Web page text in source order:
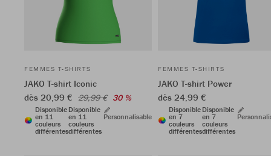
FEMMES T-SHIRTS
JAKO T-shirt Iconic
dès 20,99 € 29,99 € 30 %
Disponible
en 11
couleurs
différentes
Disponible
en 11
couleurs
différentes
Personnalisable
FEMMES T-SHIRTS
JAKO T-shirt Power
dès 24,99 €
Disponible
en 7
couleurs
différentes
Disponible
en 7
couleurs
différentes